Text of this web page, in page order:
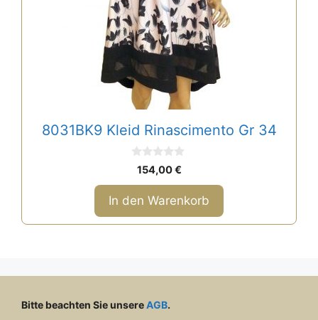
8031BK9 Kleid Rinascimento Gr 34
o
n
5
154,00€
In den Warenkorb
Bitte beachten Sie unsereAGB.